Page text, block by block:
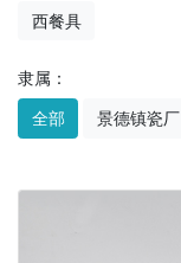
西餐具
隶属：
全部 景德镇瓷厂